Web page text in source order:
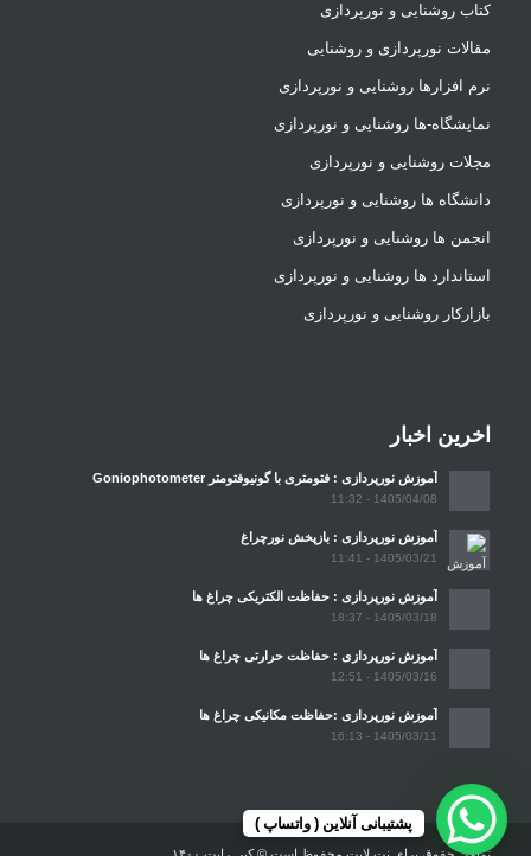
کتاب روشنایی و نورپردازی
مقالات نورپردازی و روشنایی
نرم افزارها روشنایی و نورپردازی
نمایشگاه-ها روشنایی و نورپردازی
مجلات روشنایی و نورپردازی
دانشگاه ها روشنایی و نورپردازی
انجمن ها روشنایی و نورپردازی
استاندارد ها روشنایی و نورپردازی
بازارکار روشنایی و نورپردازی
اخرین اخبار
آموزش نورپردازی : فتومتری با گونیوفتومتر Goniophotometer
1405/04/08 - 11:32
آموزش نورپردازی : بازپخش نورچراغ
1405/03/21 - 11:41
آموزش نورپردازی : حفاظت الکتریکی چراغ ها
1405/03/18 - 18:37
آموزش نورپردازی : حفاظت حرارتی چراغ ها
1405/03/16 - 12:51
آموزش نورپردازی :حفاظت مکانیکی چراغ ها
1405/03/11 - 16:13
پشتیبانی آنلاین ( واتساپ )